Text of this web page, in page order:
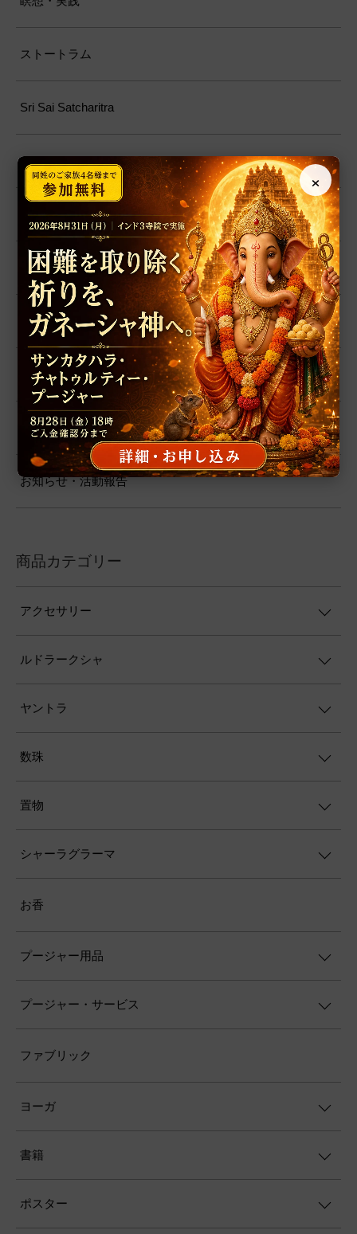
ストートラム
Sri Sai Satcharitra
フェスティバル
インド音楽
レシピ
スピリチュアルアイテム
論文紹介
社会貢献活動
お知らせ・活動報告
商品カテゴリー
アクセサリー
ルドラークシャ
ヤントラ
数珠
置物
シャーラグラーマ
お香
プージャー用品
プージャー・サービス
ファブリック
ヨーガ
書籍
ポスター
×